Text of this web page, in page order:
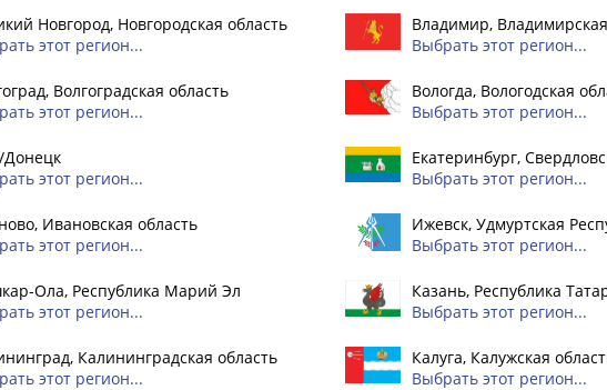
Новгород, Новгородская область
этот регион...
Владимир,
Выбрать этот регион...
Волгоградская область
этот регион...
Вологда, Вологодская
Выбрать этот регион...
этот регион...
Екатеринбург,
Выбрать этот регион...
Ивановская область
этот регион...
Ижевск, Удмуртская
Выбрать этот регион...
Ола, Республика Марий Эл
этот регион...
Казань, Республика
Выбрать этот регион...
Калининградская область
этот регион...
Калуга, Калужская
Выбрать этот регион...